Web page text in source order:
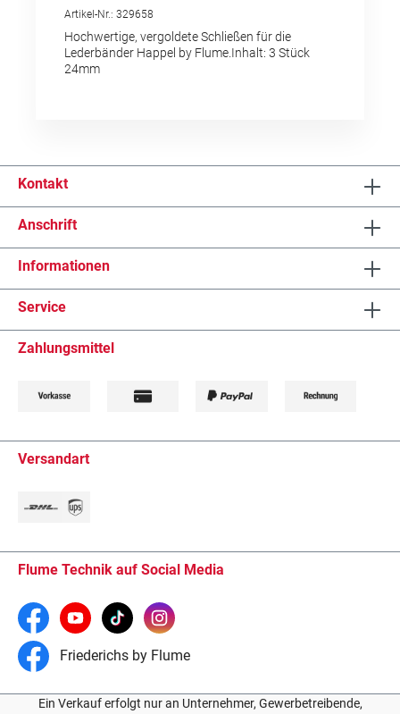
Artikel-Nr.: 329658
Hochwertige, vergoldete Schließen für die
Lederbänder Happel by Flume.Inhalt: 3 Stück
24mm
Kontakt
Anschrift
Informationen
Service
Zahlungsmittel
Versandart
Flume Technik auf Social Media
Friederichs by Flume
Ein Verkauf erfolgt nur an Unternehmer, Gewerbetreibende,